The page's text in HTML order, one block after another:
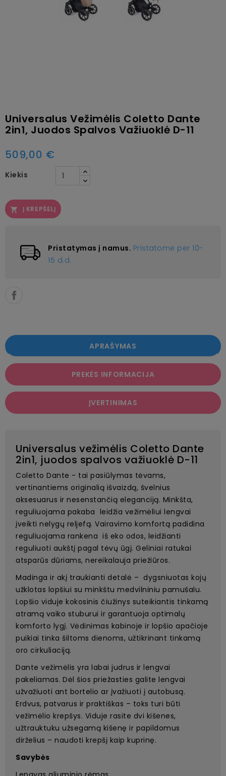
Universalus Vežimėlis Coletto Dante
2in1, Juodos Spalvos Važiuoklė D-11
509,00 €
Kiekis
 Į KREPŠELĮ
Pristatymas į namus. Pristatome per 10-
15 d.d.
APRAŠYMAS
PREKĖS INFORMACIJA
ĮVERTINIMAS
Universalus vežimėlis Coletto Dante
2in1, juodos spalvos važiuoklė D-11
Coletto Dante - tai pasiūlymas tėvams,
vertinantiems originalią išvaizdą, švelnius
aksesuarus ir nesenstančią eleganciją. Minkšta,
reguliuojama pakaba leidžia vežimėliui lengvai
įveikti nelygų reljefą. Vairavimo komfortą padidina
reguliuojama rankena iš eko odos, leidžianti
reguliuoti aukštį pagal tėvų ūgį. Geliniai ratukai
atsparūs dūriams, nereikalauja priežiūros.
Madinga ir akį traukianti detalė – dygsniuotas kojų
užklotas lopšiui su minkštu medvilniniu pamušalu.
Lopšio viduje kokosinis čiužinys suteikiantis tinkamą
atramą vaiko stuburui ir garantuoja optimalų
komforto lygį. Vėdinimas kabinoje ir lopšio apačioje
puikiai tinka šiltoms dienoms, užtikrinant tinkamą
oro cirkuliaciją.
Dante vežimėlis yra labai judrus ir lengvai
pakeliamas. Dėl šios priežasties galite lengvai
užvažiuoti ant bortelio ar įvažiuoti į autobusą.
Erdvus, patvarus ir praktiškas – toks turi būti
vežimėlio krepšys. Viduje rasite dvi kišenes,
užtrauktuku užsegamą kišenę ir papildomus
dirželius – naudoti krepšį kaip kuprinę.
Savybės